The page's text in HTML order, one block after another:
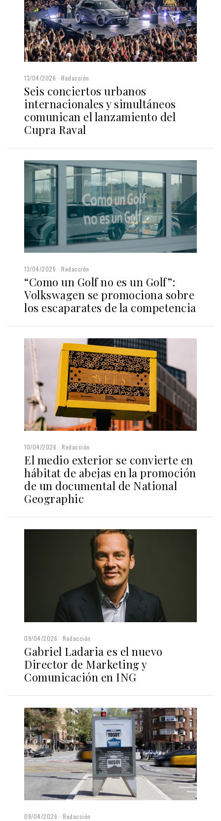
13/04/2026 Redacción
Seis conciertos urbanos
internacionales y simultáneos
comunican el lanzamiento del
Cupra Raval
13/04/2026 Redacción
“Como un Golf no es un Golf”:
Volkswagen se promociona sobre
los escaparates de la competencia
10/04/2026 Redacción
El medio exterior se convierte en
hábitat de abejas en la promoción
de un documental de National
Geographic
09/04/2026 Redacción
Gabriel Ladaria es el nuevo
Director de Marketing y
Comunicación en ING
09/04/2026 Redacción